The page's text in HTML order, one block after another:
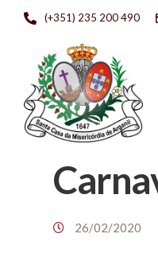
(+351) 235 200 490
26/02/2020